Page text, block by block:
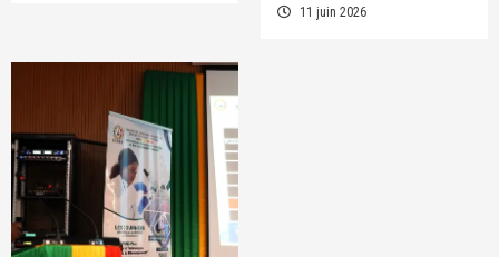
11 juin 2026